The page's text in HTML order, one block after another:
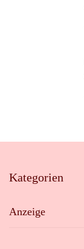
Kategorien
Anzeige